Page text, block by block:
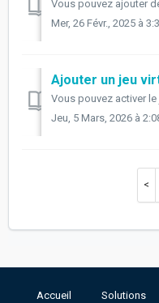
Mer, 26 Févr., 2025 à
Ajouter un jeu
Jeu, 5 Mars, 2026 à
Accueil Solutions